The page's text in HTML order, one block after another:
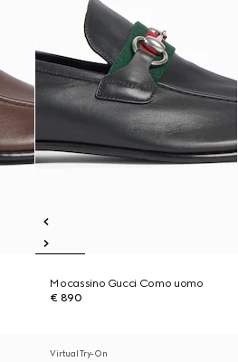
Mocassino Gucci Como uomo
€ 890
Virtual Try-On